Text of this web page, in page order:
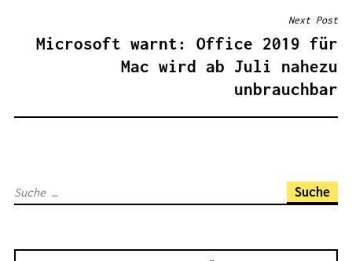
A
Next Post
Microsoft warnt: Office 2019 für
Mac wird ab Juli nahezu
unbrauchbar
S